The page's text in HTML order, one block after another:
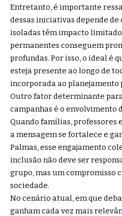
Entretanto, é importante
dessas iniciativas depende
isoladas têm impacto
permanentes conseguem
profundas. Por isso, o ideal é
esteja presente ao longo de
incorporada ao planejamento
Outro fator determinante para
campanhas é o envolvimento
Quando famílias, professores
a mensagem se fortalece e
Palmas, esse engajamento
inclusão não deve ser
grupo, mas um compromisso
sociedade.
No cenário atual, em que
ganham cada vez mais